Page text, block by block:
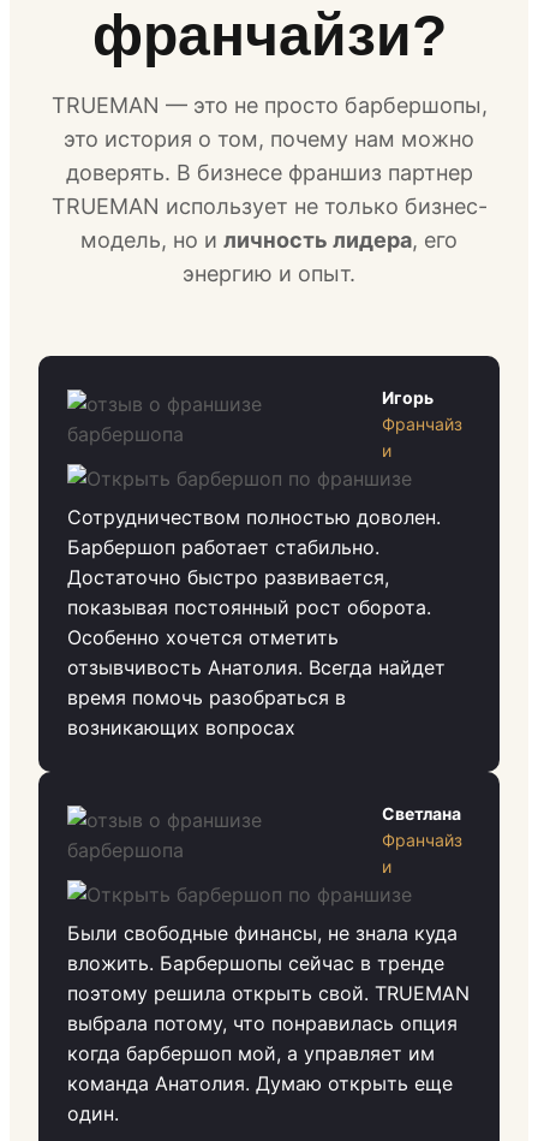
франчайзи?
TRUEMAN — это не просто барбершопы,
это история о том, почему нам можно
доверять. В бизнесе франшиз партнер
TRUEMAN использует не только бизнес-
модель, но и личность лидера, его
энергию и опыт.
Игорь
Франчайз
и
Сотрудничеством полностью доволен.
Барбершоп работает стабильно.
Достаточно быстро развивается,
показывая постоянный рост оборота.
Особенно хочется отметить
отзывчивость Анатолия. Всегда найдет
время помочь разобраться в
возникающих вопросах
Светлана
Франчайз
и
Были свободные финансы, не знала куда
вложить. Барбершопы сейчас в тренде
поэтому решила открыть свой. TRUEMAN
выбрала потому, что понравилась опция
когда барбершоп мой, а управляет им
команда Анатолия. Думаю открыть еще
один.